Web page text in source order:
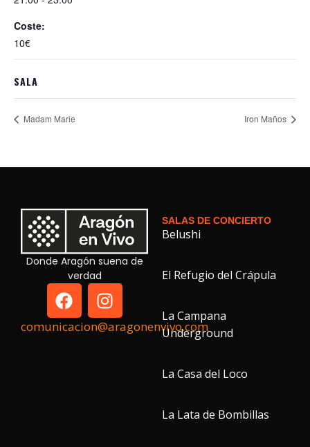
Coste:
10€
SALA
Madam Marie Iron Maños
Donde Aragón suena de
verdad
comunicacion@aragonenvivo.com
SALAS DE CONCIERTO
Belushi
El Refugio del Crápula
La Campana
Underground
La Casa del Loco
La Lata de Bombillas